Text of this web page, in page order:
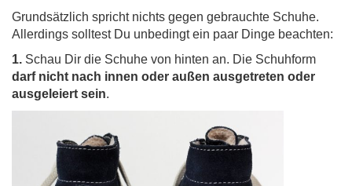
Grundsätzlich spricht nichts gegen gebrauchte Schuhe.
Allerdings solltest Du unbedingt ein paar Dinge beachten:
1. Schau Dir die Schuhe von hinten an. Die Schuhform
darf nicht nach innen oder außen ausgetreten oder
ausgeleiert sein.